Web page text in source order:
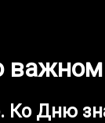
важном
Ко Дню